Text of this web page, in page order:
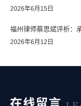
2026年6月15日
福州律师蔡思斌评析：
2026年6月12日